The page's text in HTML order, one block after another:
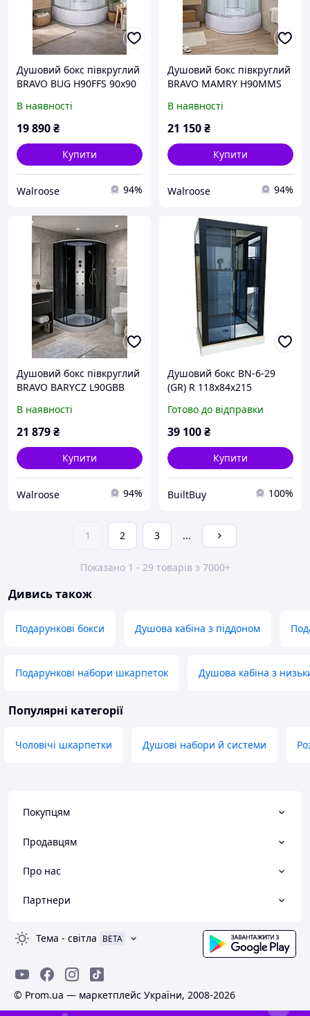
Душовий бокс півкруглий
BRAVO BUG H90FFS 90x90
сатиновий профіль,
матове скло
В наявності
19 890₴
Купити
Walroose 94%
Душовий бокс півкруглий
BRAVO MAMRY H90MMS
45 см, сатиновий
профіль, матове скло
В наявності
21 150₴
Купити
Walroose 94%
Душовий бокс півкруглий
BRAVO BARYCZ L90GBB
профіль, графітове скло, з
гідромасажем
В наявності
21 879₴
Купити
Walroose 94%
Душовий бокс BN-6-29
(GR) R 118х84х215
Готово до відправки
39 100₴
Купити
BuiltBuy 100%
1 2 3 ...
Показано 1 - 29 товарів з 7000+
Дивись також
Подарункові бокси Душова кабіна з піддоном
Подарункові набори шкарпеток Душова кабіна з
Популярні категорії
Чоловічі шкарпетки Душові набори й системи
Покупцям
Продавцям
Про нас
Партнери
Тема - світла BETA
© Prom.ua — маркетплейс України, 2008-2026